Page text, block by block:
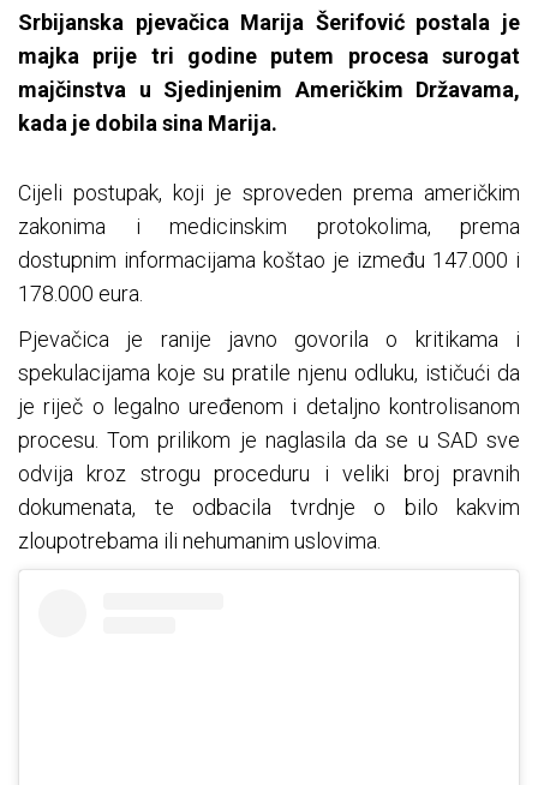
Srbijanska pjevačica Marija Šerifović postala je
majka prije tri godine putem procesa surogat
majčinstva u Sjedinjenim Američkim Državama,
kada je dobila sina Marija.
Cijeli postupak, koji je sproveden prema američkim
zakonima i medicinskim protokolima, prema
dostupnim informacijama koštao je između 147.000 i
178.000 eura.
Pjevačica je ranije javno govorila o kritikama i
spekulacijama koje su pratile njenu odluku, ističući da
je riječ o legalno uređenom i detaljno kontrolisanom
procesu. Tom prilikom je naglasila da se u SAD sve
odvija kroz strogu proceduru i veliki broj pravnih
dokumenata, te odbacila tvrdnje o bilo kakvim
zloupotrebama ili nehumanim uslovima.